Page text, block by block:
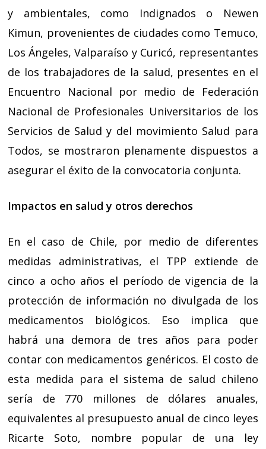
y ambientales, como Indignados o Newen
Kimun, provenientes de ciudades como Temuco,
Los Ángeles, Valparaíso y Curicó, representantes
de los trabajadores de la salud, presentes en el
Encuentro Nacional por medio de Federación
Nacional de Profesionales Universitarios de los
Servicios de Salud y del movimiento Salud para
Todos, se mostraron plenamente dispuestos a
asegurar el éxito de la convocatoria conjunta.
Impactos en salud y otros derechos
En el caso de Chile, por medio de diferentes
medidas administrativas, el TPP extiende de
cinco a ocho años el período de vigencia de la
protección de información no divulgada de los
medicamentos biológicos. Eso implica que
habrá una demora de tres años para poder
contar con medicamentos genéricos. El costo de
esta medida para el sistema de salud chileno
sería de 770 millones de dólares anuales,
equivalentes al presupuesto anual de cinco leyes
Ricarte Soto, nombre popular de una ley